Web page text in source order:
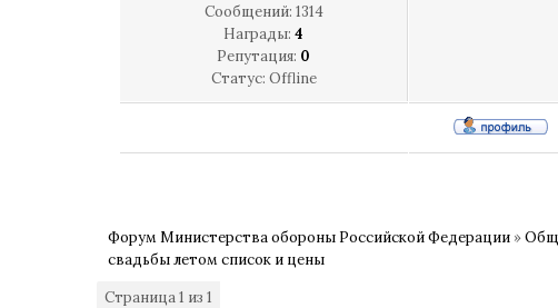
Сообщений: 1314
Награды: 4
Репутация: 0
Статус: Offline
Форум Министерства обороны Российской Федерации »
свадьбы летом список и цены
Страница1 из 1